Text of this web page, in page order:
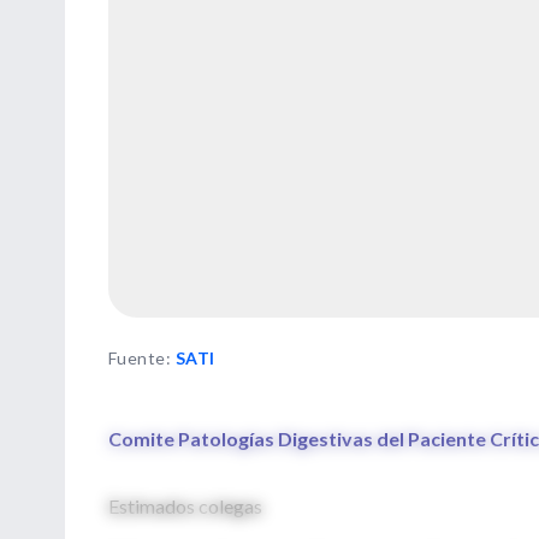
Fuente: SATI
Comite Patologías Digestivas del Paciente
Estimados colegas